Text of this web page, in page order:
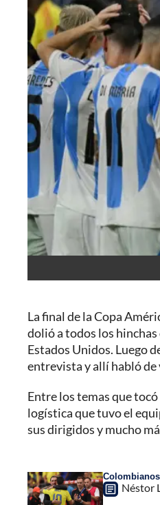
La final de la Copa
dolió a todos los hinchas
Estados Unidos. Luego
entrevista y allí habló
Entre los temas que
logística que tuvo el
sus dirigidos y mucho
Néstor